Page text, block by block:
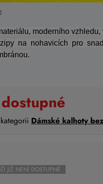
moderního
na nohavicích pro
Dámské kalhoty
JIŽ NENÍ DOSTUPNÉ